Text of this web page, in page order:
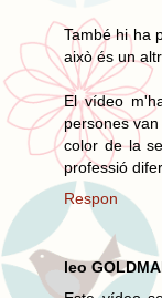
També hi ha
això és un
El vídeo
persones
color de la
professió
Respon
leo